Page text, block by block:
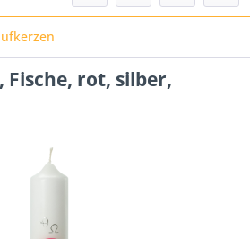
Fische, rot, silber,